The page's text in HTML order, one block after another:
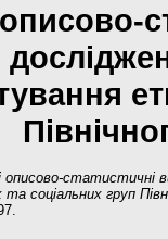
описово-статистичні
соціальних груп